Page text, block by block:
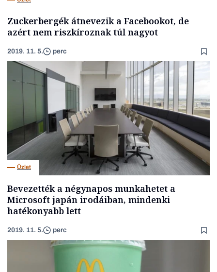
Zuckerbergék átnevezik a Facebookot, de
azért nem riszkíroznak túl nagyot
2019. 11. 5. perc
Üzlet
Bevezették a négynapos munkahetet a
Microsoft japán irodáiban, mindenki
hatékonyabb lett
2019. 11. 5. perc